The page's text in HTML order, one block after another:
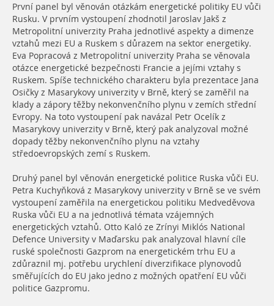
První panel byl věnován otázkám energetické politiky EU vůči
Rusku. V prvním vystoupení zhodnotil Jaroslav Jakš z
Metropolitní univerzity Praha jednotlivé aspekty a dimenze
vztahů mezi EU a Ruskem s důrazem na sektor energetiky.
Eva Popracová z Metropolitní univerzity Praha se věnovala
otázce energetické bezpečnosti Francie a jejími vztahy s
Ruskem. Spíše technického charakteru byla prezentace Jana
Osičky z Masarykovy univerzity v Brně, který se zaměřil na
klady a zápory těžby nekonvenčního plynu v zemích střední
Evropy. Na toto vystoupení pak navázal Petr Ocelík z
Masarykovy univerzity v Brně, který pak analyzoval možné
dopady těžby nekonvenčního plynu na vztahy
středoevropských zemí s Ruskem.
Druhý panel byl věnován energetické politice Ruska vůči EU.
Petra Kuchyňková z Masarykovy univerzity v Brně se ve svém
vystoupení zaměřila na energetickou politiku Medveděvova
Ruska vůči EU a na jednotlivá témata vzájemných
energetických vztahů. Otto Kaló ze Zrínyi Miklós National
Defence University v Maďarsku pak analyzoval hlavní cíle
ruské společnosti Gazprom na energetickém trhu EU a
zdůraznil mj. potřebu urychlení diverzifikace plynovodů
směřujících do EU jako jedno z možných opatření EU vůči
politice Gazpromu.